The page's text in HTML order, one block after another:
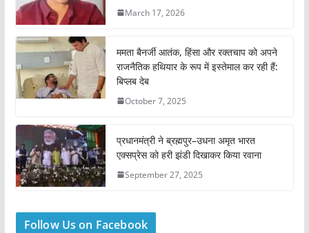
March 17, 2026
ममता बैनर्जी आतंक, हिंसा और रक्तचाप को अपने
राजनैतिक हथियार के रूप में इस्तेमाल कर रही हैं:
बिप्लब देब
October 7, 2025
प्रधानमंत्री ने ब्रह्मपुर–उधना अमृत भारत
एक्सप्रेस को हरी झंडी दिखाकर किया रवाना
September 27, 2025
Follow Us on Facebook